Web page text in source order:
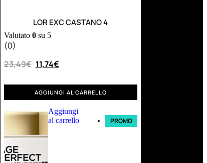
LOR EXC CASTANO 4
Valutato 0su 5
(0)
23,49€ 11,74€
AGGIUNGI AL CARRELLO
Aggiungi
al carrello
PROMO